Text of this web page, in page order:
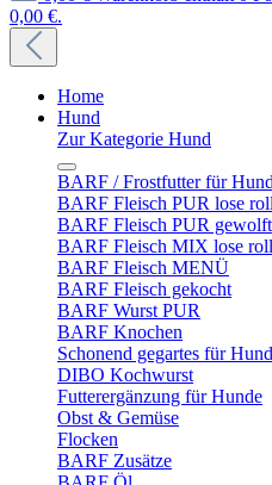
0,00 €.
Home
Hund
Zur Kategorie Hund
BARF / Frostfutter für
BARF Fleisch PUR lose
BARF Fleisch PUR gewolft
BARF Fleisch MIX lose
BARF Fleisch MENÜ
BARF Fleisch gekocht
BARF Wurst PUR
BARF Knochen
Schonend gegartes für
DIBO Kochwurst
Futterergänzung für Hunde
Obst & Gemüse
Flocken
BARF Zusätze